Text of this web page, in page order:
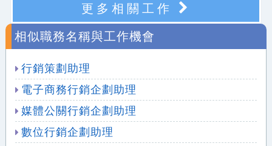
更多相關工作
相似職務名稱與工作機會
行銷策劃助理
電子商務行銷企劃助理
媒體公關行銷企劃助理
數位行銷企劃助理